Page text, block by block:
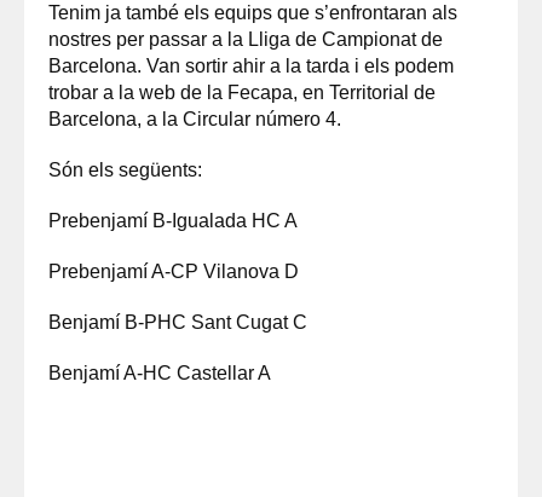
Tenim ja també els equips que s’enfrontaran als
nostres per passar a la Lliga de Campionat de
Barcelona. Van sortir ahir a la tarda i els podem
trobar a la web de la Fecapa, en Territorial de
Barcelona, a la Circular número 4.
Són els següents:
Prebenjamí B-Igualada HC A
Prebenjamí A-CP Vilanova D
Benjamí B-PHC Sant Cugat C
Benjamí A-HC Castellar A